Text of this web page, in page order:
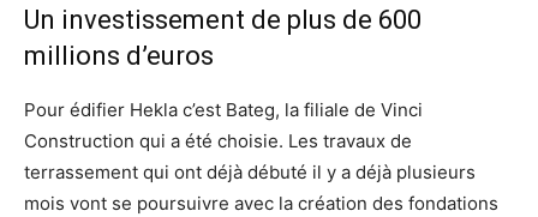
Un investissement de plus de 600
millions d’euros
Pour édifier Hekla c’est Bateg, la filiale de Vinci
Construction qui a été choisie. Les travaux de
terrassement qui ont déjà débuté il y a déjà plusieurs
mois vont se poursuivre avec la création des fondations